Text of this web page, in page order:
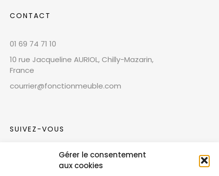
Gérer le consentement
aux cookies
CONTACT
01 69 74 71 10
10 rue Jacqueline AURIOL, Chilly-Mazarin,
France
courrier@fonctionmeuble.com
SUIVEZ-VOUS
Rejoignez notre communauté sur les réseaux